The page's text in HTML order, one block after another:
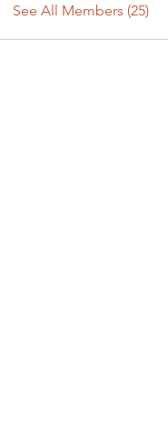
See All Members (25)